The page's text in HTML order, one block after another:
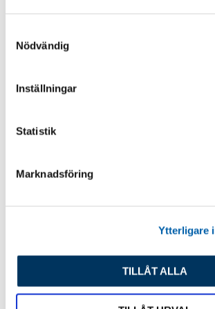
Nödvändig
Inställningar
Statistik
Marknadsföring
Ytterligare
TILLÅT ALLA